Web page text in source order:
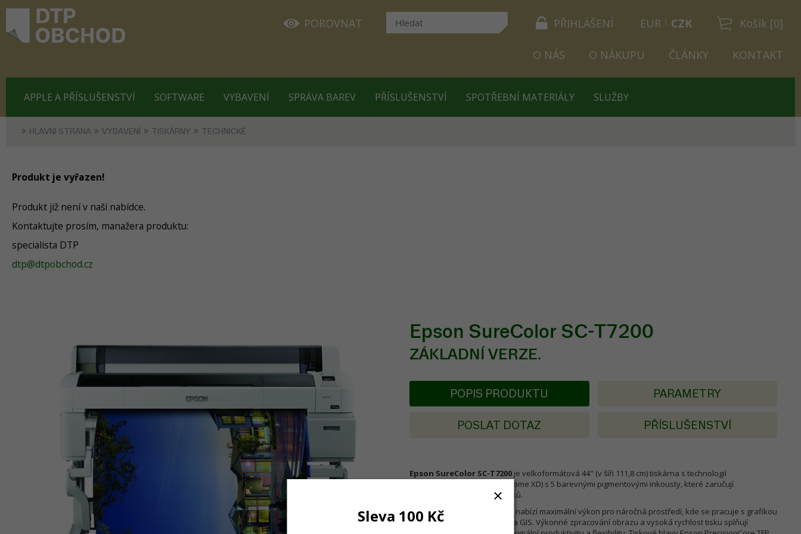
PŘIHLÁŠENÍ Košík [0]
POROVNAT EUR CZK
O NÁS O NÁKUPU ČLÁNKY KONTAKT
APPLE A PŘÍSLUŠENSTVÍ SOFTWARE VYBAVENÍ SPRÁVA BAREV PŘÍSLUŠENSTVÍ SPOTŘEBNÍ MATERIÁLY SLUŽBY
HLAVNÍ STRANA VYBAVENÍ TISKÁRNY TECHNICKÉ
Produkt je vyřazen!
Produkt již není v naší nabídce.
Kontaktujte prosím, manažera produktu:
specialista DTP
dtp@dtpobchod.cz
Epson SureColor SC-T7200
ZÁKLADNÍ VERZE.
POPIS PRODUKTU PARAMETRY
POSLAT DOTAZ PŘÍSLUŠENSTVÍ
Epson SureColor SC-T7200 je velkoformátová 44" (v šíři 111,8 cm) tiskárna s technologií
PrecisionCore™ TFP (Ultrachrome XD) s 5 barevnými pigmentovými inkousty, které zaručují
dlouhodobou životnost výtisků.
Tiskárna SureColor SC-T7200 nabízí maximální výkon pro náročná prostředí, kde se pracuje s grafikou
a obrazovými materiály CAD a GIS. Výkonné zpracování obrazu a vysoká rychlost tisku splňují
Sleva 100 Kč